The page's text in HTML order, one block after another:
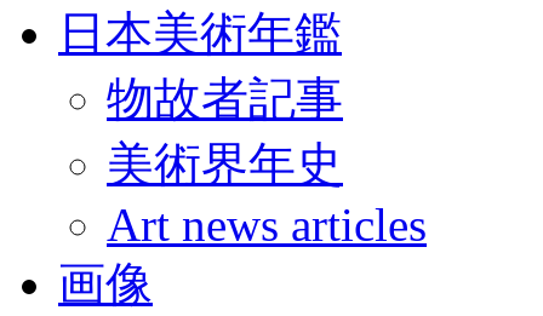
日本美術年鑑
物故者記事
美術界年史
Art news articles
画像